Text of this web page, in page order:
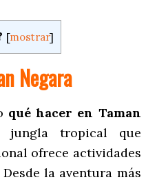
[mostrar]
Negara
qué hacer en Taman
jungla tropical que
ofrece actividades
la aventura más